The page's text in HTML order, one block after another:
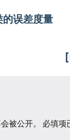
误差度量
被公开。 必填项